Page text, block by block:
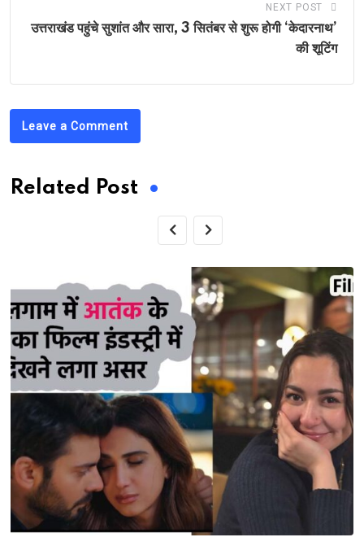
NEXT POST
उत्तराखंड पहुंचे सुशांत और सारा, 3 सितंबर से शुरू होगी ‘केदारनाथ’
की शूटिंग
Leave a Comment
Related Post